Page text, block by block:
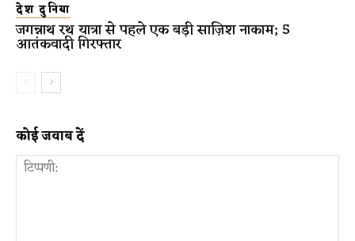
देश दुनिया
जगन्नाथ रथ यात्रा से पहले एक बड़ी साज़िश नाकाम; 5
आतंकवादी गिरफ्तार
कोई जवाब दें